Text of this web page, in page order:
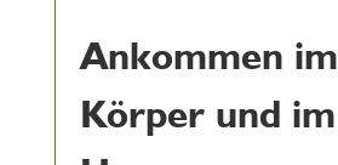
Ankommen im
Körper und im